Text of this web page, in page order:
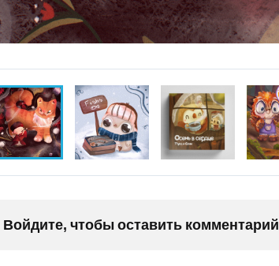
Войдите, чтобы оставить комментарий